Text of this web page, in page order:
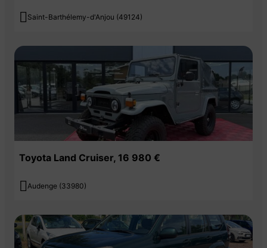
 Saint-Barthélemy-d'Anjou (49124)
Toyota Land Cruiser, 16 980 €
 Audenge (33980)